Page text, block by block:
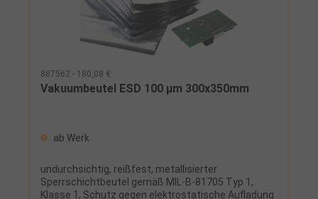
887562 - 180,08 €
Vakuumbeutel ESD 100 µm 300x350mm
ab Werk
undurchsichtig, reißfest, metallisierter
Sperrschichtbeutel gemäß MIL-B-81705 Typ 1,
Klasse 1, Schutz gegen elektrostatische Aufladung